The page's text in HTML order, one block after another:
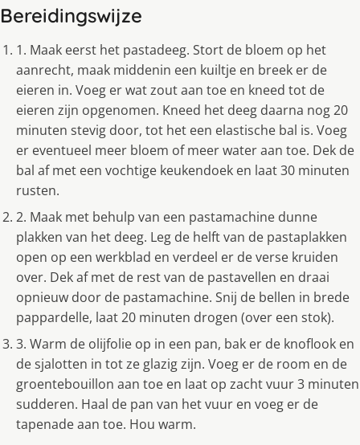
Bereidingswijze
1. Maak eerst het pastadeeg. Stort de bloem op het
aanrecht, maak middenin een kuiltje en breek er de
eieren in. Voeg er wat zout aan toe en kneed tot de
eieren zijn opgenomen. Kneed het deeg daarna nog 20
minuten stevig door, tot het een elastische bal is. Voeg
er eventueel meer bloem of meer water aan toe. Dek de
bal af met een vochtige keukendoek en laat 30 minuten
rusten.
2. Maak met behulp van een pastamachine dunne
plakken van het deeg. Leg de helft van de pastaplakken
open op een werkblad en verdeel er de verse kruiden
over. Dek af met de rest van de pastavellen en draai
opnieuw door de pastamachine. Snij de bellen in brede
pappardelle, laat 20 minuten drogen (over een stok).
3. Warm de olijfolie op in een pan, bak er de knoflook en
de sjalotten in tot ze glazig zijn. Voeg er de room en de
groentebouillon aan toe en laat op zacht vuur 3 minuten
sudderen. Haal de pan van het vuur en voeg er de
tapenade aan toe. Hou warm.